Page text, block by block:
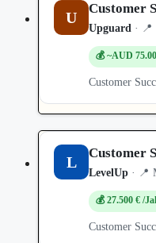
U Customer
Upguard · 📍
💰 ~AUD
Customer
L Customer
LevelUp · 📍
💰 27.500 € /
Customer